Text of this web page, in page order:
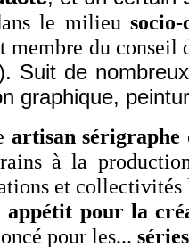
le milieu
membre du conseil
Suit de
graphique,
artisan
à la
et
appétit pour la
pour les...